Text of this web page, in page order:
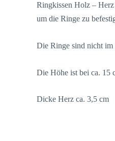
Ringkissen Holz –
um die Ringe zu
Die Ringe sind nicht
Die Höhe ist bei ca. 15
Dicke Herz ca. 3,5 cm